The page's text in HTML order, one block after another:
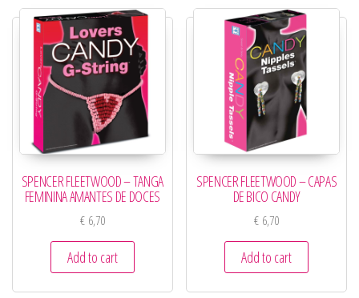
SPENCER FLEETWOOD – TANGA
FEMININA AMANTES DE DOCES
€6,70
Add to cart
SPENCER FLEETWOOD – CAPAS
DE BICO CANDY
€ 6,70
Add to cart